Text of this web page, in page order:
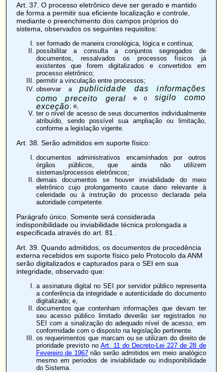
Art. 37 . O processo eletrônico deve ser gerado e mantido
de forma a permitir sua eficiente localização e controle,
mediante o preenchimento dos campos próprios do
sistema, observados os seguintes requisitos:
ser formado de maneira cronológica, lógica e contínua;
possibilitar a consulta a conjuntos segregados de
documentos, ressalvados os processos físicos já
existentes que forem digitalizados e convertidos em
processo eletrônico;
permitir a vinculação entre processos;
observar a publicidade das informações
como preceito geral e o sigilo como
exceção; e,
ter o nível de acesso de seus documentos individualmente
atribuído, sendo possível sua ampliação ou limitação,
conforme a legislação vigente.
Art. 38. Serão admitidos em suporte físico:
documentos administrativos encaminhados por outros
órgãos públicos, que ainda não utilizem
sistemas/processos eletrônicos;
demais documentos se houver inviabilidade do meio
eletrônico cujo prolongamento cause dano relevante à
celeridade ou à instrução do processo declarada pela
autoridade competente.
Parágrafo único. Somente será considerada
indisponibilidade ou inviabilidade técnica prolongada a
especificada através do art. 81
Art. 39. Quando admitidos, os documentos de procedência
externa recebidos em suporte físico pelo Protocolo da ANM
serão digitalizados e capturados para o SEI em sua
integridade, observado que:
a assinatura digital no SEI por servidor público representa
a conferência da integridade e autenticidade do documento
digitalizado; e,
documentos que contenham informações que devam ter
seu acesso público limitado deverão ser registrados no
SEI com a sinalização do adequado nível de acesso, em
conformidade com o disposto na legislação pertinente.
os requerimentos que marcam ou se utilizam do direito de
prioridade previsto no Art. 11 do Decreto-Lei 227 de 28 de
Fevereiro de 1967não serão admitidos em meio analógico
mesmo em períodos de inviabilidade ou indisponibilidade
do Sistema.